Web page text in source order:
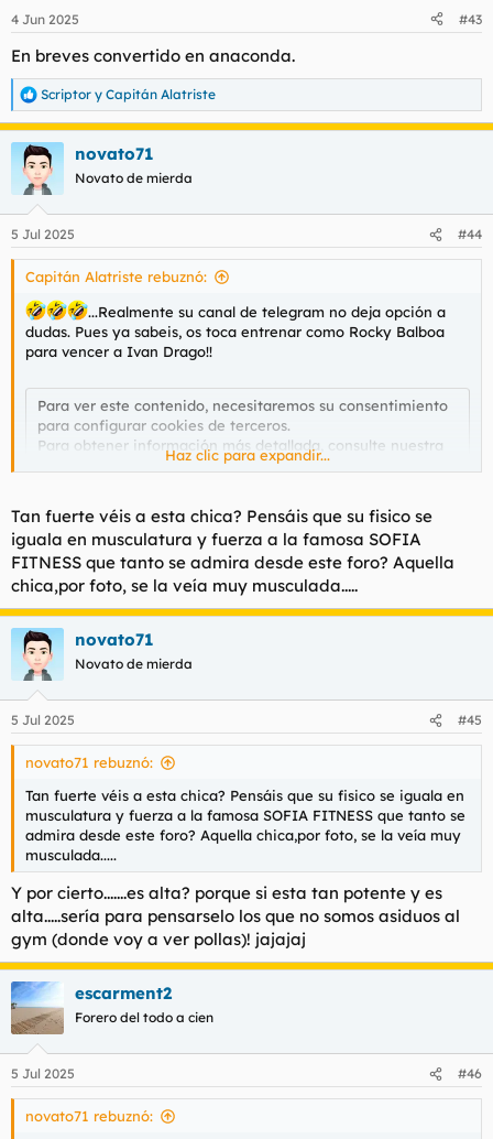
e
:
4 Jun 2025 #43
En breves convertido en anaconda.
R
e
a
c
c
e
s
Scriptor y Capitán Alatriste
novato71
Novato de mierda
5 Jul 2025 #44
Capitán Alatriste rebuznó:
...Realmente su canal de telegram no deja opción a
dudas. Pues ya sabeis, os toca entrenar como Rocky Balboa
para vencer a Ivan Drago!!
Para ver este contenido, necesitaremos su consentimiento
para configurar cookies de terceros.
Para obtener información más detallada, consulte nuestra
.
Haz clic para expandir...
Tan fuerte véis a esta chica? Pensáis que su fisico se
iguala en musculatura y fuerza a la famosa SOFIA
FITNESS que tanto se admira desde este foro? Aquella
chica,por foto, se la veía muy musculada.....
novato71
Novato de mierda
5 Jul 2025 #45
novato71 rebuznó:
Tan fuerte véis a esta chica? Pensáis que su fisico se iguala en
musculatura y fuerza a la famosa SOFIA FITNESS que tanto se
admira desde este foro? Aquella chica,por foto, se la veía muy
musculada.....
Y por cierto.......es alta? porque si esta tan potente y es
alta.....sería para pensarselo los que no somos asiduos al
gym (donde voy a ver pollas)! jajajaj
escarment2
Forero del todo a cien
5 Jul 2025 #46
novato71 rebuznó: